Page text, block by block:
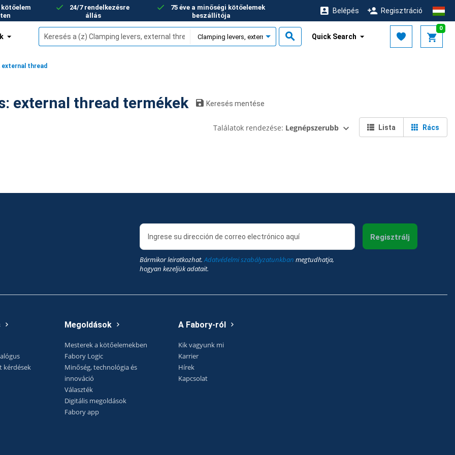
kötőelem
24/7 rendelkezésre
állás
75 éve a minőségi kötőelemek
beszállítója
Belépés Regisztráció
0
Quick Search
external thread
Clamping levers: external thread termékek Keresés mentése
Rács
Lista
Találatok rendezése: Legnépszerubb
Bármikor leiratkozhat.Adatvédelmi szabályzatunkban megtudhatja,
hogyan kezeljük adatait.
Regisztrálj
kérdések
Megoldások
Mesterek a kötőelemekben
Fabory Logic
Minőség, technológia és
innováció
Választék
Digitális megoldások
Fabory app
A Fabory-ról
Kik vagyunk mi
Karrier
Hírek
Kapcsolat